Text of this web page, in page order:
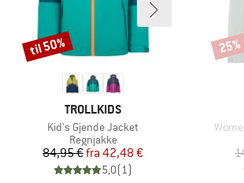
MÆRKE
TROLLKIDS
Artikel
Kid's Gjende Jacket
Produktgruppe
Regnjakke
Pris
84,95 € Nedsat pris
fra 42,48 €
5,0(1)
Rabat
til 50%
Artikel
Rabat
25%